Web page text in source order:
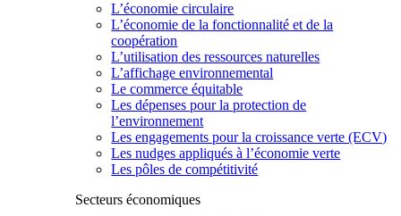
L’économie circulaire
L’économie de la fonctionnalité et de la
coopération
L’utilisation des ressources naturelles
L’affichage environnemental
Le commerce équitable
Les dépenses pour la protection de
l’environnement
Les engagements pour la croissance verte (ECV)
Les nudges appliqués à l’économie verte
Les pôles de compétitivité
Secteurs économiques